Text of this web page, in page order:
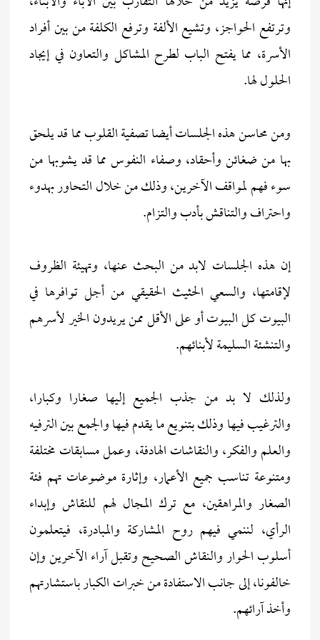
وترتفع الحواجز، وتشيع الألفة وترفع الكلفة من بين أفراد
الأسرة، مما يفتح الباب لطرح المشاكل والتعاون في إيجاد
الحلول لها.
ومن محاسن هذه الجلسات أيضا تصفية القلوب مما قد يلحق
بها من ضغائن وأحقاد، وصفاء النفوس مما قد يشوبها من
سوء فهم لمواقف الآخرين، وذلك من خلال التحاور بهدوء
واحتراف والتناقش بأدب والتزام.
إن هذه الجلسات لابد من البحث عنها، وتهيئة الظروف
لإقامتها، والسعي الحثيث الحقيقي من أجل توافرها في
البيوت كل البيوت أو على الأقل ممن يريدون الخير لأسرهم
والتنشئة السليمة لأبنائهم.
ولذلك لا بد من جذب الجميع إليها صغارا وكبارا،
والترغيب فيها وذلك بتنويع ما يقدم فيها والجمع بين الترفيه
والعلم والفكر، والنقاشات الهادفة، وعمل مسابقات مختلفة
ومتنوعة تناسب جميع الأعمار، وإثارة موضوعات تهم فئة
الصغار والمراهقين، مع ترك المجال لهم للنقاش وإبداء
الرأي، لننمي فيهم روح المشاركة والمبادرة، فيتعلمون
أسلوب الحوار والنقاش الصحيح وتقبل آراء الآخرين وإن
خالفونا، إلى جانب الاستفادة من خبرات الكبار باستشارتهم
وأخذ آرائهم.